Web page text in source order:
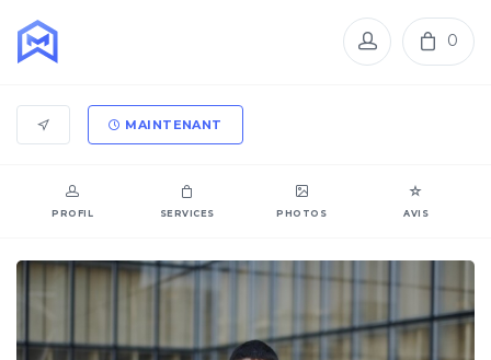
0
MAINTENANT
PROFIL SERVICES PHOTOS AVIS